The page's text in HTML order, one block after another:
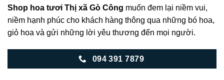
Shop hoa tươi Thị xã Gò Công muốn đem lại niềm vui,
niềm hạnh phúc cho khách hàng thông qua những bó hoa,
giỏ hoa và gửi những lời yêu thương đến mọi người.
094 391 7879